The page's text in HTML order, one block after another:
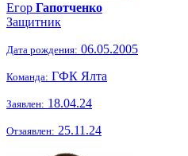
Егор Гапотченко
Защитник
Дата рождения: 06.05.2005
Команда: ГФК Ялта
Заявлен: 18.04.24
Отзаявлен: 25.11.24